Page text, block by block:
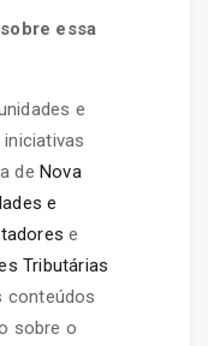
essa
e
de Nova
e
e
Tributárias
conteúdos
sobre o